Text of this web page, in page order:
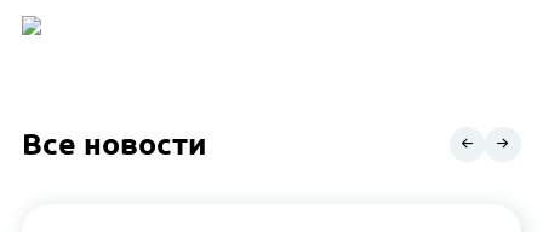
Все новости